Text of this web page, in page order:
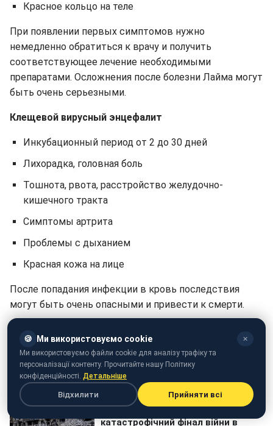
Красное кольцо на теле
При появлении первых симптомов нужно
немедленно обратиться к врачу и получить
соответствующее лечение необходимыми
препаратами. Осложнения после болезни Лайма могут
быть очень серьезными.
Клещевой вирусный энцефалит
Инкубационный период от 2 до 30 дней
Лихорадка, головная боль
Тошнота, рвота, расстройство желудочно-
кишечного тракта
Симптомы артрита
Проблемы с дыханием
Красная кожа на лице
После попадания инфекции в кровь последствия
могут быть очень опасными и привести к смерти.
врач миф развенчал основные мифы о клещах.
🍪 Ми використовуємо cookie ✕
Ми використовуємо файли cookie для аналізу трафіку та
персоналізації контенту. Прочитайте нашу Політику
конфіденційності. Детальніше
Відхилити Прийняти всі